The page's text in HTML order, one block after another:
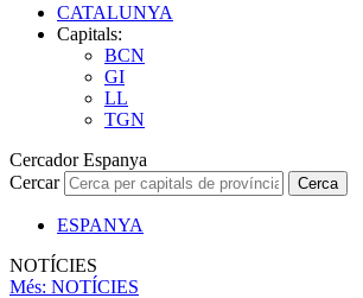
CATALUNYA
Capitals:
BCN
GI
LL
TGN
Cercador Espanya
Cercar
Cerca
ESPANYA
NOTÍCIES
Més: NOTÍCIES